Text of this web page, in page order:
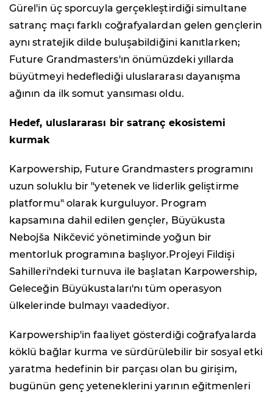
Gürel'in üç sporcuyla gerçekleştirdiği simultane
satranç maçı farklı coğrafyalardan gelen gençlerin
aynı stratejik dilde buluşabildiğini kanıtlarken;
Future Grandmasters'ın önümüzdeki yıllarda
büyütmeyi hedeflediği uluslararası dayanışma
ağının da ilk somut yansıması oldu.
Hedef, uluslararası bir satranç ekosistemi
kurmak
Karpowership, Future Grandmasters programını
uzun soluklu bir "yetenek ve liderlik geliştirme
platformu" olarak kurguluyor. Program
kapsamına dahil edilen gençler, Büyükusta
Nebojša Nikčević yönetiminde yoğun bir
mentorluk programına başlıyor.Projeyi Fildişi
Sahilleri'ndeki turnuva ile başlatan Karpowership,
Geleceğin Büyükustaları'nı tüm operasyon
ülkelerinde bulmayı vaadediyor.
Karpowership'in faaliyet gösterdiği coğrafyalarda
köklü bağlar kurma ve sürdürülebilir bir sosyal etki
yaratma hedefinin bir parçası olan bu girişim,
bugünün genç yeteneklerini yarının eğitmenleri